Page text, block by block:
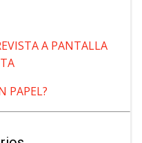
A PANTALLA
PAPEL?